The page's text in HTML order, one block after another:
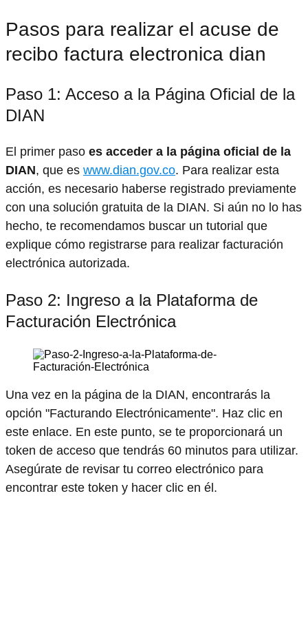
Pasos para realizar el acuse de
recibo factura electronica dian
Paso 1: Acceso a la Página Oficial de la
DIAN
El primer paso es acceder a la página oficial de la
DIAN, que es www.dian.gov.co. Para realizar esta
acción, es necesario haberse registrado previamente
con una solución gratuita de la DIAN. Si aún no lo has
hecho, te recomendamos buscar un tutorial que
explique cómo registrarse para realizar facturación
electrónica autorizada.
Paso 2: Ingreso a la Plataforma de
Facturación Electrónica
Una vez en la página de la DIAN, encontrarás la
opción "Facturando Electrónicamente". Haz clic en
este enlace. En este punto, se te proporcionará un
token de acceso que tendrás 60 minutos para utilizar.
Asegúrate de revisar tu correo electrónico para
encontrar este token y hacer clic en él.